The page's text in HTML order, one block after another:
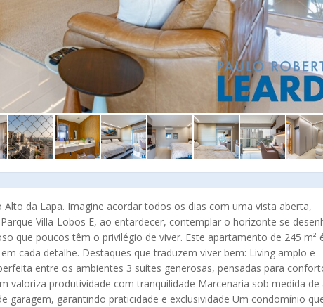
da Lapa. Imagine acordar todos os dias com uma vista aberta,
Villa-Lobos E, ao entardecer, contemplar o horizonte se
que poucos têm o privilégio de viver. Este apartamento de 245 m²
cada detalhe. Destaques que traduzem viver bem: Living amplo e
entre os ambientes 3 suítes generosas, pensadas para
valoriza produtividade com tranquilidade Marcenaria sob medida de
garagem, garantindo praticidade e exclusividade Um condomínio